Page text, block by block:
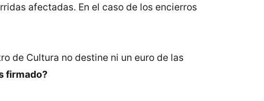
afectadas. En el caso de los encierros
de Cultura no destine ni un euro de las
firmado?